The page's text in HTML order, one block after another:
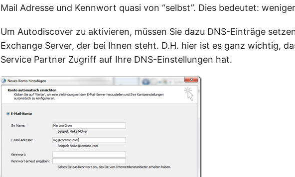
Mail Adresse und Kennwort quasi von “selbst”. Dies bedeutet:
Um Autodiscover zu aktivieren, müssen Sie dazu DNS-Einträge
Exchange Server, der bei Ihnen steht. D.H. hier ist es ganz wichtig,
Service Partner Zugriff auf Ihre DNS-Einstellungen hat.